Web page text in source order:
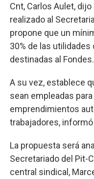
Cnt, Carlos Aulet,
realizado al
propone que un
30% de las
destinadas al Fondes.
A su vez, establece
sean empleadas
emprendimientos
trabajadores,
La propuesta será
Secretariado del Pit-
central sindical,